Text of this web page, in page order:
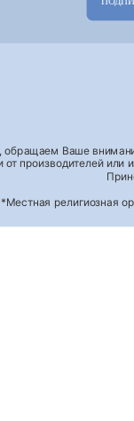
Ваше
производителей
религиозная